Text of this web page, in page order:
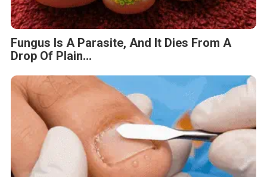
Fungus Is A Parasite, And It Dies From A
Drop Of Plain...